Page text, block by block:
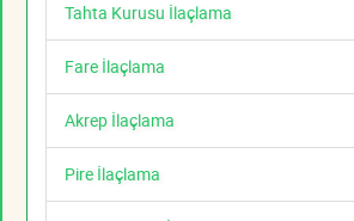
Tahta Kurusu İlaçlama
Fare İlaçlama
Akrep İlaçlama
Pire İlaçlama